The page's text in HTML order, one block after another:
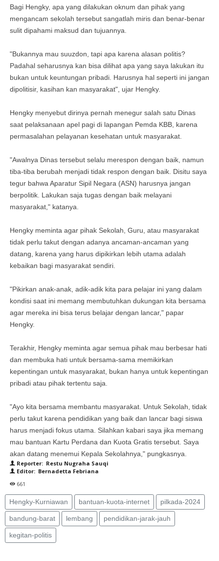
Bagi Hengky, apa yang dilakukan oknum dan pihak yang
mengancam sekolah tersebut sangatlah miris dan benar-benar
sulit dipahami maksud dan tujuannya.
"Bukannya mau suuzdon, tapi apa karena alasan politis?
Padahal seharusnya kan bisa dilihat apa yang saya lakukan itu
bukan untuk keuntungan pribadi. Harusnya hal seperti ini jangan
dipolitisir, kasihan kan masyarakat", ujar Hengky.
Hengky menyebut dirinya pernah menegur salah satu Dinas
saat pelaksanaan apel pagi di lapangan Pemda KBB, karena
permasalahan pelayanan kesehatan untuk masyarakat.
"Awalnya Dinas tersebut selalu merespon dengan baik, namun
tiba-tiba berubah menjadi tidak respon dengan baik. Disitu saya
tegur bahwa Aparatur Sipil Negara (ASN) harusnya jangan
berpolitik. Lakukan saja tugas dengan baik melayani
masyarakat," katanya.
Hengky meminta agar pihak Sekolah, Guru, atau masyarakat
tidak perlu takut dengan adanya ancaman-ancaman yang
datang, karena yang harus dipikirkan lebih utama adalah
kebaikan bagi masyarakat sendiri.
"Pikirkan anak-anak, adik-adik kita para pelajar ini yang dalam
kondisi saat ini memang membutuhkan dukungan kita bersama
agar mereka ini bisa terus belajar dengan lancar," papar
Hengky.
Terakhir, Hengky meminta agar semua pihak mau berbesar hati
dan membuka hati untuk bersama-sama memikirkan
kepentingan untuk masyarakat, bukan hanya untuk kepentingan
pribadi atau pihak tertentu saja.
"Ayo kita bersama membantu masyarakat. Untuk Sekolah, tidak
perlu takut karena pendidikan yang baik dan lancar bagi siswa
harus menjadi fokus utama. Silahkan kabari saya jika memang
mau bantuan Kartu Perdana dan Kuota Gratis tersebut. Saya
akan datang menemui Kepala Sekolahnya," pungkasnya.
Reporter: Restu Nugraha Sauqi
Editor: Bernadetta Febriana
661
Hengky-Kurniawan bantuan-kuota-internet pilkada-2024
bandung-barat lembang pendidikan-jarak-jauh
kegitan-politis